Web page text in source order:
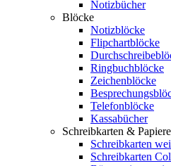
Notizbücher
Blöcke
Notizblöcke
Flipchartblöcke
Ringbuchblöcke
Zeichenblöcke
Telefonblöcke
Kassabücher
Schreibkarten & Papiere
Schreibkarten
Schreibkarten